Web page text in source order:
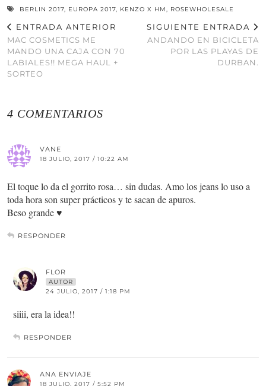
BERLIN 2017, EUROPA 2017, KENZO X HM, ROSEWHOLESALE
ENTRADA ANTERIOR
MAC COSMETICS ME
MANDO UNA CAJA CON 70
LABIALES!! MEGA HAUL +
SORTEO
SIGUIENTE ENTRADA
ANDANDO EN BICICLETA
POR LAS PLAYAS DE
DURBAN.
4 COMENTARIOS
VANE
18 JULIO, 2017 / 10:22 AM
El toque lo da el gorrito rosa… sin dudas. Amo los jeans lo uso a
toda hora son super prácticos y te sacan de apuros.
Beso grande ♥
RESPONDER
FLOR
AUTOR
24 JULIO, 2017 / 1:18 PM
siiii, era la idea!!
RESPONDER
ANA ENVIAJE
18 JULIO, 2017 / 5:52 PM